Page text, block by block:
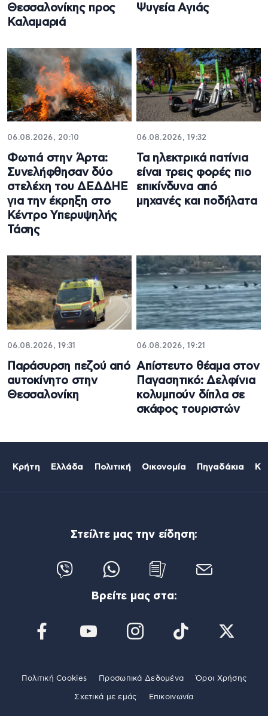
Θεσσαλονίκης προς
Καλαμαριά
Ψυγεία Αγιάς
06.08.2026, 20:10
Φωτιά στην Άρτα:
Συνελήφθησαν δύο
στελέχη του ΔΕΔΔΗΕ
για την έκρηξη στο
Κέντρο Υπερυψηλής
Τάσης
06.08.2026, 19:32
Τα ηλεκτρικά πατίνια
είναι τρεις φορές πιο
επικίνδυνα από
μηχανές και ποδήλατα
06.08.2026, 19:31
Παράσυρση πεζού από
αυτοκίνητο στην
Θεσσαλονίκη
06.08.2026, 19:21
Απίστευτο θέαμα στον
Παγασητικό: Δελφίνια
κολυμπούν δίπλα σε
σκάφος τουριστών
Κρήτη Ελλάδα Πολιτική Οικονομία Πηγαδάκια
Στείλτε μας την είδηση:
Βρείτε μας στα:
Πολιτική Cookies Προσωπικά Δεδομένα Όροι Χρήσης
Σχετικά με εμάς Επικοινωνία